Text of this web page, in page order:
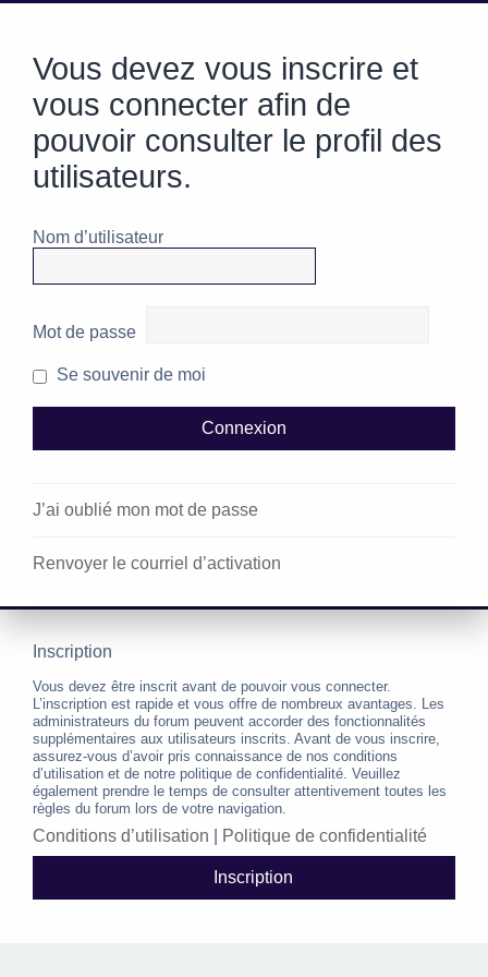
Vous devez vous inscrire et
vous connecter afin de
pouvoir consulter le profil des
utilisateurs.
Nom d’utilisateur
Mot de passe
Se souvenir de moi
J’ai oublié mon mot de passe
Renvoyer le courriel d’activation
Inscription
Vous devez être inscrit avant de pouvoir vous connecter.
L’inscription est rapide et vous offre de nombreux avantages. Les
administrateurs du forum peuvent accorder des fonctionnalités
supplémentaires aux utilisateurs inscrits. Avant de vous inscrire,
assurez-vous d’avoir pris connaissance de nos conditions
d’utilisation et de notre politique de confidentialité. Veuillez
également prendre le temps de consulter attentivement toutes les
règles du forum lors de votre navigation.
Conditions d’utilisation Politique de confidentialité
Inscription